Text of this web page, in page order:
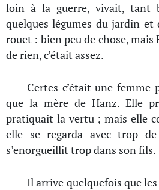
loin à la guerre, vivait, tant
quelques légumes du jardin
rouet : bien peu de chose,
de rien, c’était assez.
Certes c’était une femme
que la mère de Hanz. Elle
pratiquait la vertu ; mais elle
elle se regarda avec trop de
s’enorgueillit trop dans son fils.
Il arrive quelquefois que